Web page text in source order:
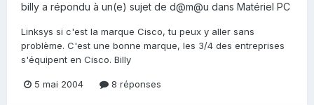
billy a répondu à un(e) sujet de d@m@u dans Matériel PC
Linksys si c'est la marque Cisco, tu peux y aller sans
problème. C'est une bonne marque, les 3/4 des entreprises
s'équipent en Cisco. Billy
5 mai 2004 8 réponses